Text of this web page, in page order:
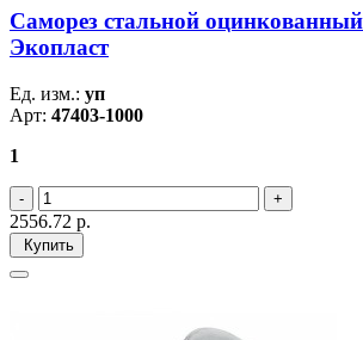
Саморез стальной
Экопласт
Ед. изм.: уп
Арт: 47403-1000
1
2556.72 р.
Купить